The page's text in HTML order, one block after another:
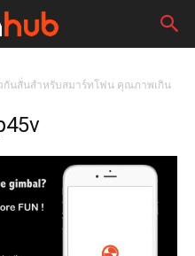
กันสั่นสำหรับสมาร์ทโฟน คุณภาพเกิน